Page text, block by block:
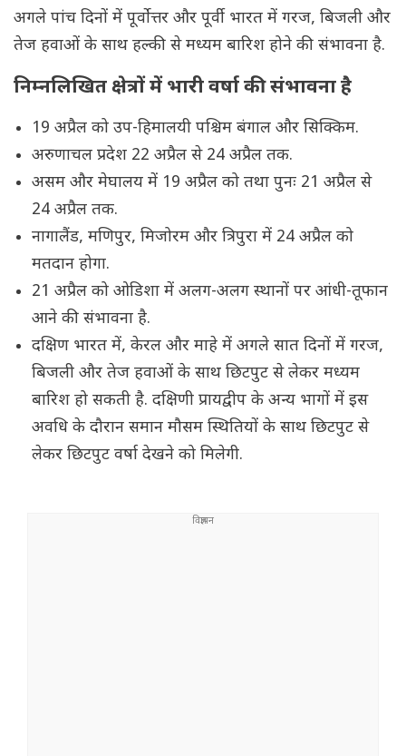
अगले पांच दिनों में पूर्वोत्तर और पूर्वी भारत में गरज, बिजली और
तेज हवाओं के साथ हल्की से मध्यम बारिश होने की संभावना है.
निम्नलिखित क्षेत्रों में भारी वर्षा की संभावना है
19 अप्रैल को उप-हिमालयी पश्चिम बंगाल और सिक्किम.
अरुणाचल प्रदेश 22 अप्रैल से 24 अप्रैल तक.
असम और मेघालय में 19 अप्रैल को तथा पुनः 21 अप्रैल से
24 अप्रैल तक.
नागालैंड, मणिपुर, मिजोरम और त्रिपुरा में 24 अप्रैल को
मतदान होगा.
21 अप्रैल को ओडिशा में अलग-अलग स्थानों पर आंधी-तूफान
आने की संभावना है.
दक्षिण भारत में, केरल और माहे में अगले सात दिनों में गरज,
बिजली और तेज हवाओं के साथ छिटपुट से लेकर मध्यम
बारिश हो सकती है. दक्षिणी प्रायद्वीप के अन्य भागों में इस
अवधि के दौरान समान मौसम स्थितियों के साथ छिटपुट से
लेकर छिटपुट वर्षा देखने को मिलेगी.